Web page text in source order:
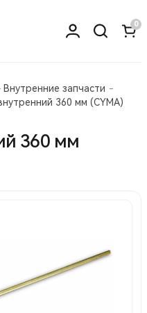
0
Внутренние запчасти
360 мм (CYMA)
360 мм